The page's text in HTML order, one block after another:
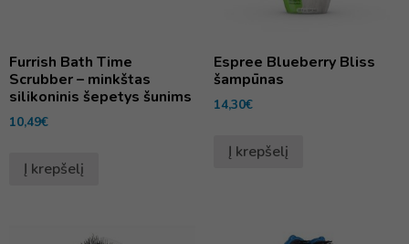
Furrish Bath Time
Scrubber – minkštas
silikoninis šepetys šunims
10,49€
Į krepšelį
Espree Blueberry Bliss
šampūnas
14,30€
Į krepšelį